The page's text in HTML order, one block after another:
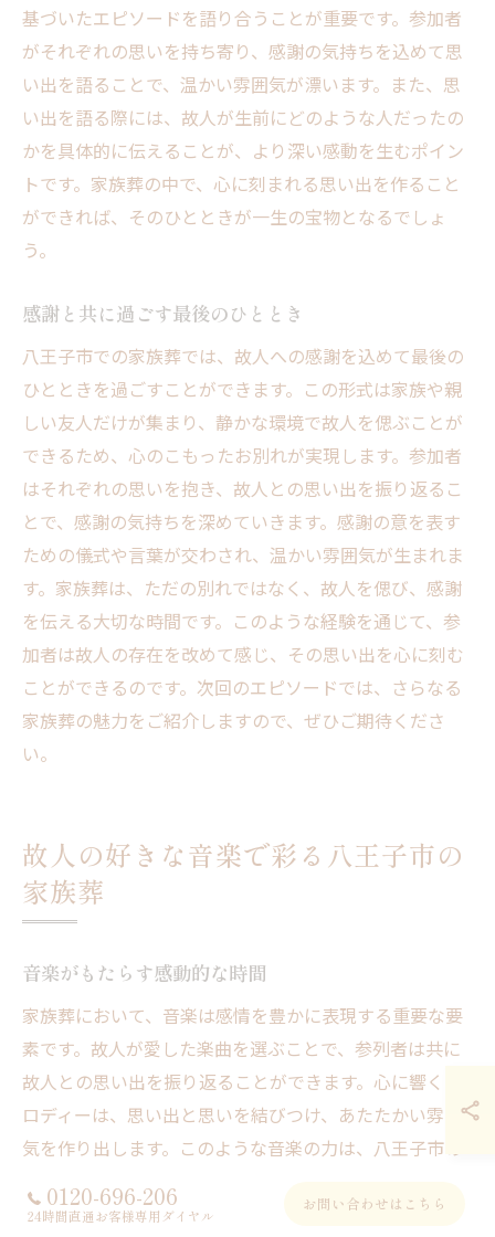
基づいたエピソードを語り合うことが重要です。参加者
がそれぞれの思いを持ち寄り、感謝の気持ちを込めて思
い出を語ることで、温かい雰囲気が漂います。また、思
い出を語る際には、故人が生前にどのような人だったの
かを具体的に伝えることが、より深い感動を生むポイン
トです。家族葬の中で、心に刻まれる思い出を作ること
ができれば、そのひとときが一生の宝物となるでしょ
う。
感謝と共に過ごす最後のひととき
八王子市での家族葬では、故人への感謝を込めて最後の
ひとときを過ごすことができます。この形式は家族や親
しい友人だけが集まり、静かな環境で故人を偲ぶことが
できるため、心のこもったお別れが実現します。参加者
はそれぞれの思いを抱き、故人との思い出を振り返るこ
とで、感謝の気持ちを深めていきます。感謝の意を表す
ための儀式や言葉が交わされ、温かい雰囲気が生まれま
す。家族葬は、ただの別れではなく、故人を偲び、感謝
を伝える大切な時間です。このような経験を通じて、参
加者は故人の存在を改めて感じ、その思い出を心に刻む
ことができるのです。次回のエピソードでは、さらなる
家族葬の魅力をご紹介しますので、ぜひご期待くださ
い。
故人の好きな音楽で彩る八王子市の
家族葬
音楽がもたらす感動的な時間
家族葬において、音楽は感情を豊かに表現する重要な要
素です。故人が愛した楽曲を選ぶことで、参列者は共に
故人との思い出を振り返ることができます。心に響くメ
ロディーは、思い出と思いを結びつけ、あたたかい雰囲
気を作り出します。このような音楽の力は、八王子市の
時間をより深く、感動的に演出しています。音楽がもた
0120-696-206
24時間直通お客様専用ダイヤル
お問い合わせはこちら